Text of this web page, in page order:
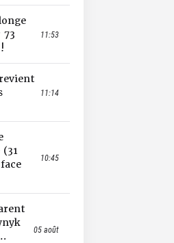
73
11:53
11:14
10:45
05 août